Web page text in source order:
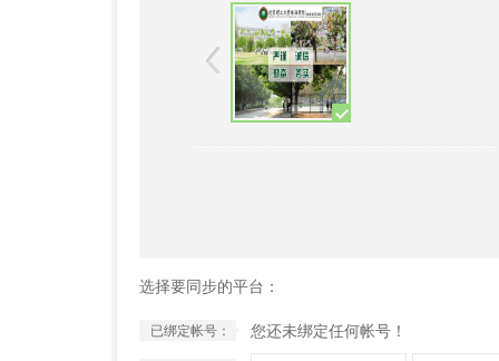
选择要同步的平台：
已绑定帐号： 您还未绑定任何帐号！